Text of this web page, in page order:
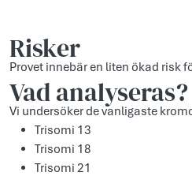
Risker
Provet innebär en liten ökad risk
Vad analyseras?
Vi undersöker de vanligaste
Trisomi 13
Trisomi 18
Trisomi 21